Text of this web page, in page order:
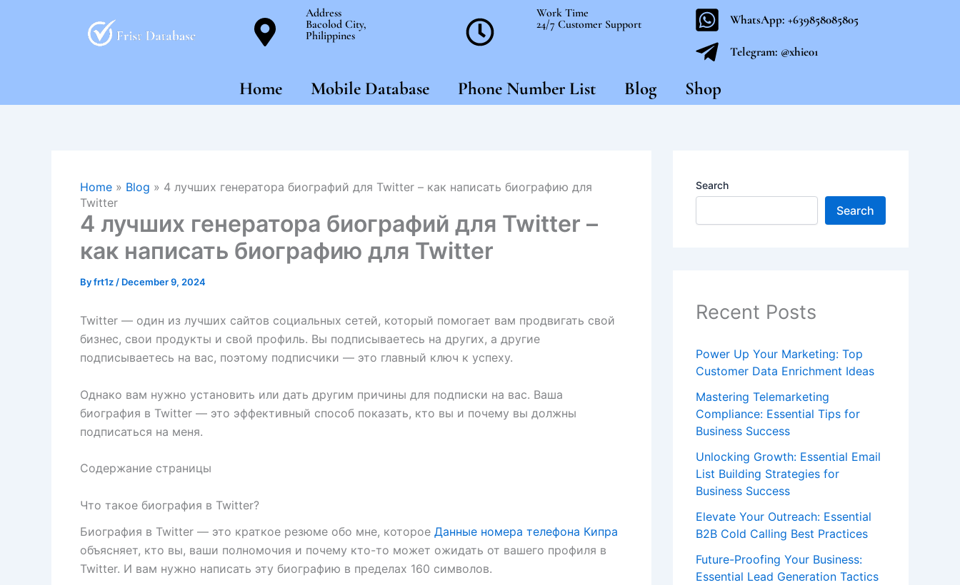
Address
Bacolod City,
Philippines
Work Time
24/7 Customer Support
WhatsApp: +639858085805
Telegram: @xhie01
Home Mobile Database Phone Number List Blog Shop
Home » Blog » 4 лучших генератора биографий для Twitter – как написать биографию для
Twitter
4 лучших генератора биографий для Twitter –
как написать биографию для Twitter
Byfrt1z / December 9, 2024
Twitter — один из лучших сайтов социальных сетей, который помогает вам продвигать свой
бизнес, свои продукты и свой профиль. Вы подписываетесь на других, а другие
подписываетесь на вас, поэтому подписчики — это главный ключ к успеху.
Однако вам нужно установить или дать другим причины для подписки на вас. Ваша
биография в Twitter — это эффективный способ показать, кто вы и почему вы должны
подписаться на меня.
Содержание страницы
Что такое биография в Twitter?
Биография в Twitter — это краткое резюме обо мне, которое Данные номера телефона Кипра
объясняет, кто вы, ваши полномочия и почему кто-то может ожидать от вашего профиля в
Twitter. И вам нужно написать эту биографию в пределах 160 символов.
Search
Search
Recent Posts
Power Up Your Marketing: Top
Customer Data Enrichment Ideas
Mastering Telemarketing
Compliance: Essential Tips for
Business Success
Unlocking Growth: Essential Email
List Building Strategies for
Business Success
Elevate Your Outreach: Essential
B2B Cold Calling Best Practices
Future-Proofing Your Business:
Essential Lead Generation Tactics